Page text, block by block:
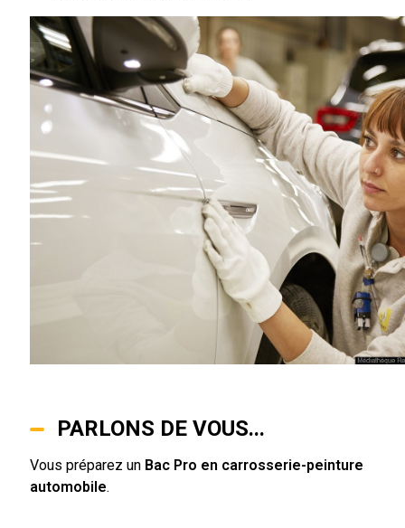
PARLONS DE VOUS...
Vous préparez unBac Pro en carrosserie-peinture
automobile.